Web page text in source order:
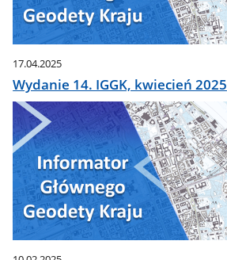
17.04.2025
Wydanie 14. IGGK, kwiecień 2025